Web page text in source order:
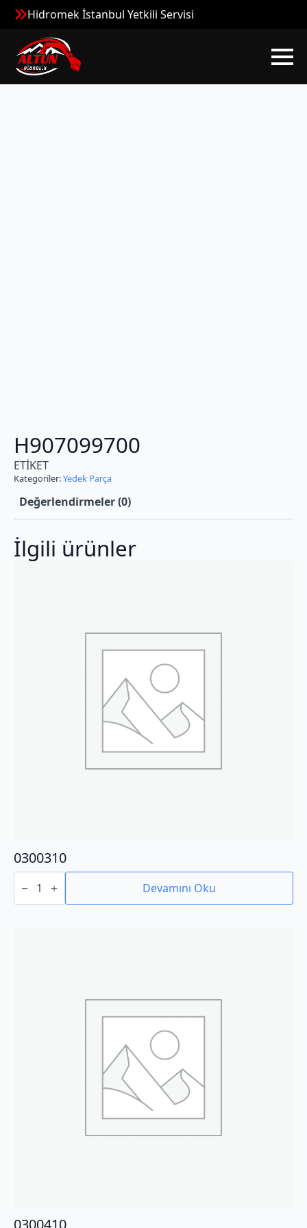
Hidromek İstanbul Yetkili Servisi
H907099700
ETİKET
Kategoriler:Yedek Parça
Değerlendirmeler (0)
İlgili ürünler
0300310
0300310
adet Devamını Oku
0300410